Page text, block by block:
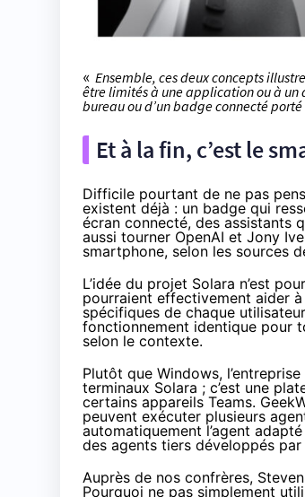
« Ensemble, ces deux concepts
être limités à une application ou à
bureau ou d’un badge connecté
Et à la fin, c’est le
Difficile pourtant de ne pas
existent déjà : un badge qui
écran connecté, des assistants
aussi tourner OpenAI et Jony Ive
smartphone, selon les sources
L’idée du projet Solara n’est
pourraient effectivement aider
spécifiques de chaque
fonctionnement identique pour
selon le contexte.
Plutôt que Windows,
terminaux Solara ; c’est une
certains appareils Teams.
peuvent exécuter plusieurs
automatiquement l’agent
des agents tiers développés par
Auprès de nos confrères,
Pourquoi ne pas simplement